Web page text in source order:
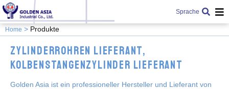
Sprache
Home Produkte
Zylinderrohren Lieferant,
Kolbenstangenzylinder Lieferant
Golden Asia ist ein professioneller Hersteller und Lieferant von